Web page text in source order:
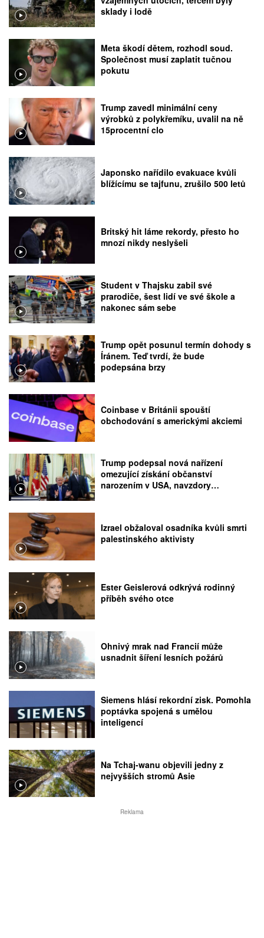
sklady i lodě
Meta škodí dětem, rozhodl soud.
Společnost musí zaplatit tučnou
pokutu
Trump zavedl minimální ceny
výrobků z polykřemíku, uvalil na ně
15procentní clo
Japonsko nařídilo evakuace kvůli
blížícímu se tajfunu, zrušilo 500 letů
Britský hit láme rekordy, přesto ho
mnozí nikdy neslyšeli
Student v Thajsku zabil své
prarodiče, šest lidí ve své škole a
nakonec sám sebe
Trump opět posunul termín dohody s
Íránem. Teď tvrdí, že bude
podepsána brzy
Coinbase v Británii spouští
obchodování s americkými akciemi
Trump podepsal nová nařízení
omezující získání občanství
narozením v USA, navzdory
Izrael obžaloval osadníka kvůli smrti
palestinského aktivisty
Ester Geislerová odkrývá rodinný
příběh svého otce
Ohnivý mrak nad Francií může
usnadnit šíření lesních požárů
Siemens hlásí rekordní zisk. Pomohla
poptávka spojená s umělou
inteligencí
Na Tchaj-wanu objevili jedny z
nejvyšších stromů Asie
Reklama